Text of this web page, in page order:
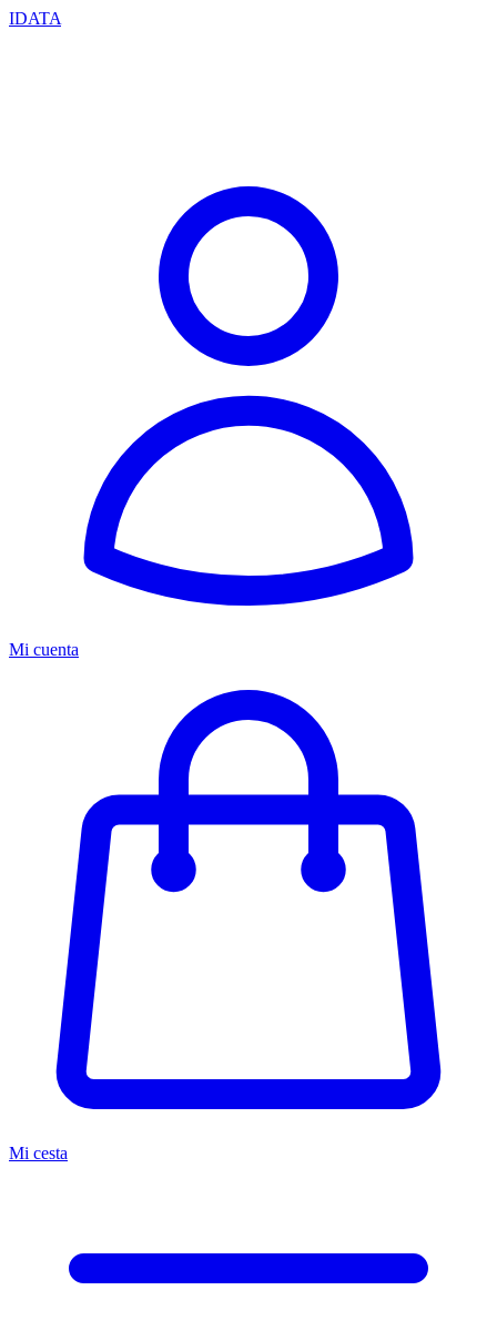
IDATA
Mi cuenta
Mi cesta